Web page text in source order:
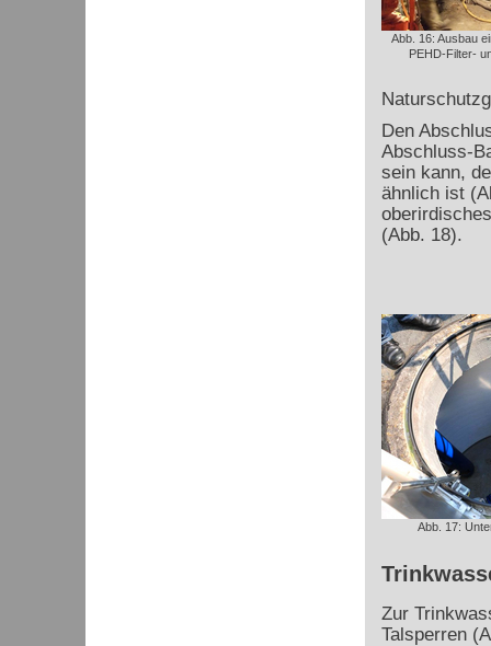
Abb. 16: Ausbau
PEHD-Filter-
Den
Abschluss-
sein kann,
ähnlich ist
(Abb. 18).
Abb. 17:
Zur
Talsperren